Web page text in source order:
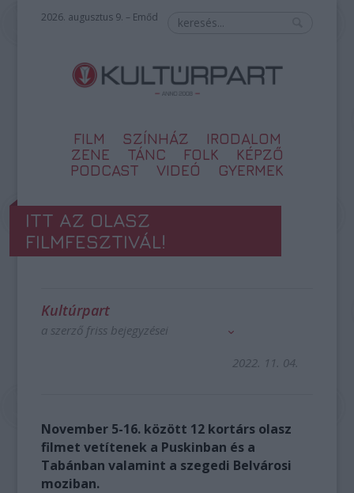
2026. augusztus 9. – Emőd
FILM SZÍNHÁZ
IRODALOM
ZENE
TÁNC FOLK
KÉPZŐ
PODCAST
VIDEÓ GYERMEK
ITT AZ OLASZ
FILMFESZTIVÁL!
Kultúrpart
a szerző friss bejegyzései
2022. 11. 04.
November 5-16. között 12 kortárs olasz
filmet vetítenek a Puskinban és a
Tabánban valamint a szegedi Belvárosi
moziban.